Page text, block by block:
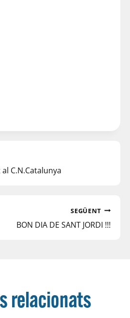
C.N.Catalunya
SEGÜENT
BON DIA DE SANT JORDI !!!
relacionats